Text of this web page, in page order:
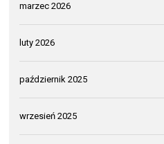
marzec 2026
luty 2026
październik 2025
wrzesień 2025